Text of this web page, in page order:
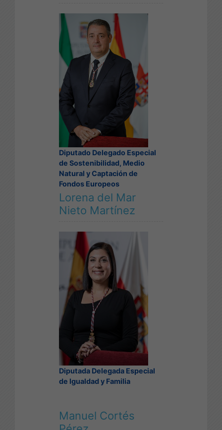
Diputado Delegado Especial
de Sostenibilidad, Medio
Natural y Captación de
Fondos Europeos
Lorena del Mar
Nieto Martínez
Diputada Delegada Especial
de Igualdad y Familia
Manuel Cortés